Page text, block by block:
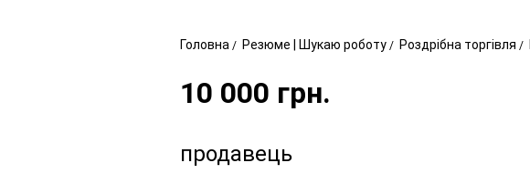
Головна Резюме | Шукаю роботу Роздрібна торгівля
10 000 грн.
продавець